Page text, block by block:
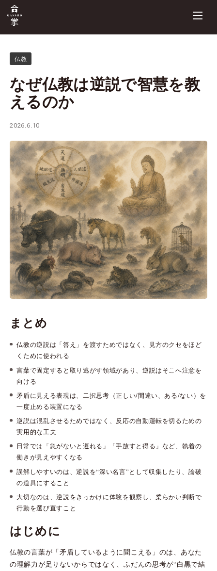
仏教
なぜ仏教は逆説で智慧を教
えるのか
2026.6.10
まとめ
仏教の逆説は「答え」を渡すためではなく、見方のクセをほど
くために使われる
言葉で固定すると取り逃がす領域があり、逆説はそこへ注意を
向ける
矛盾に見える表現は、二択思考（正しい/間違い、ある/ない）を
一度止める装置になる
逆説は混乱させるためではなく、反応の自動運転を切るための
実用的な工夫
日常では「急がないと遅れる」「手放すと得る」など、執着の
働きが見えやすくなる
誤解しやすいのは、逆説を“深い名言”として収集したり、論破
の道具にすること
大切なのは、逆説をきっかけに体験を観察し、柔らかい判断で
行動を選び直すこと
はじめに
仏教の言葉が「矛盾しているように聞こえる」のは、あなた
の理解力が足りないからではなく、ふだんの思考が“白黒で結